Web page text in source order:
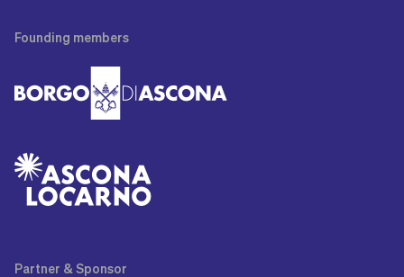
Founding members
Partner & Sponsor